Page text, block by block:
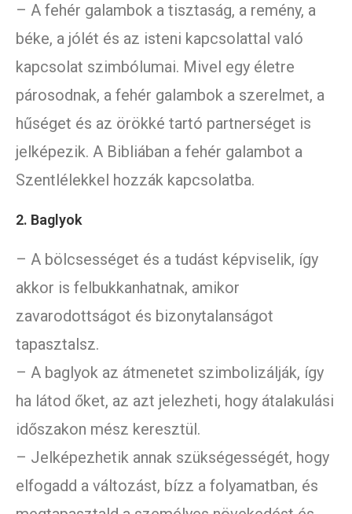
– A fehér galambok a tisztaság, a remény, a
béke, a jólét és az isteni kapcsolattal való
kapcsolat szimbólumai. Mivel egy életre
párosodnak, a fehér galambok a szerelmet, a
hűséget és az örökké tartó partnerséget is
jelképezik. A Bibliában a fehér galambot a
Szentlélekkel hozzák kapcsolatba.
2. Baglyok
– A bölcsességet és a tudást képviselik, így
akkor is felbukkanhatnak, amikor
zavarodottságot és bizonytalanságot
tapasztalsz.
– A baglyok az átmenetet szimbolizálják, így
ha látod őket, az azt jelezheti, hogy átalakulási
időszakon mész keresztül.
– Jelképezhetik annak szükségességét, hogy
elfogadd a változást, bízz a folyamatban, és